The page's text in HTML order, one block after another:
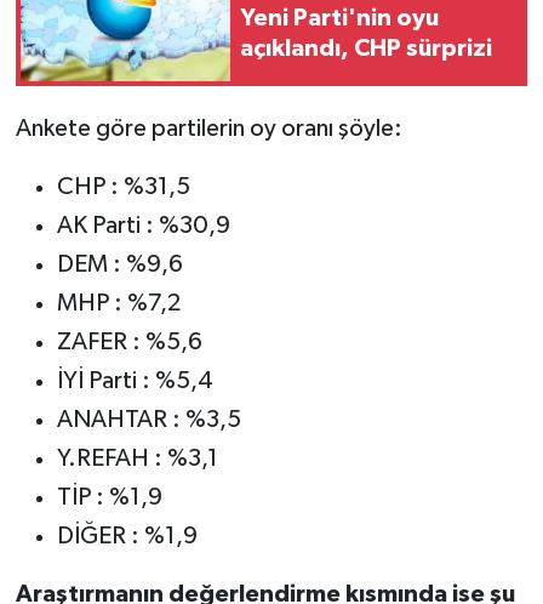
Yeni Parti'nin oyu
açıklandı, CHP sürprizi
Ankete göre partilerin oy oranı şöyle:
CHP : %31,5
AK Parti : %30,9
DEM : %9,6
MHP : %7,2
ZAFER : %5,6
İYİ Parti : %5,4
ANAHTAR : %3,5
Y.REFAH : %3,1
TİP : %1,9
DİĞER : %1,9
Araştırmanın değerlendirme kısmında ise şu